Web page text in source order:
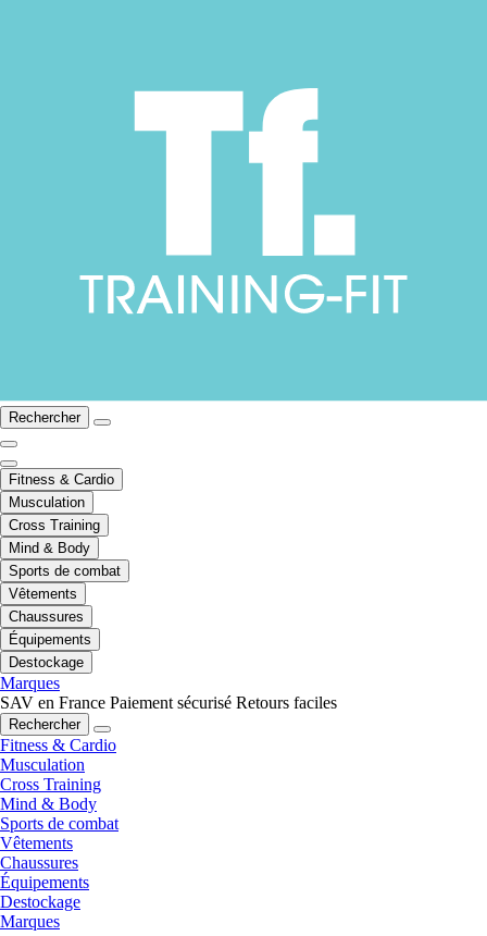
Rechercher
Fitness & Cardio
Musculation
Cross Training
Mind & Body
Sports de combat
Vêtements
Chaussures
Équipements
Destockage
Marques
SAV en France Paiement sécurisé Retours faciles
Rechercher
Fitness & Cardio
Musculation
Cross Training
Mind & Body
Sports de combat
Vêtements
Chaussures
Équipements
Destockage
Marques